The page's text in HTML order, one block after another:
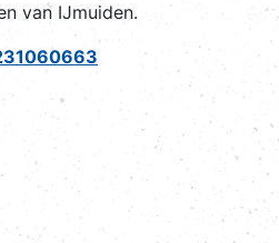
van IJmuiden.